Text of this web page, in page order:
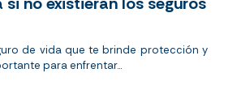
de vida que te brinde protección y
para enfrentar...